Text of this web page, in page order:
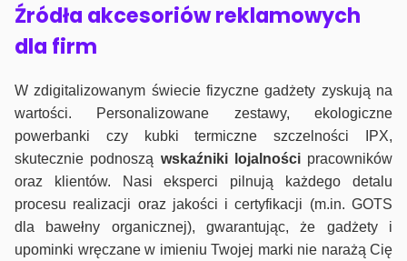
Źródła akcesoriów reklamowych
dla firm
W zdigitalizowanym świecie fizyczne gadżety zyskują na
wartości. Personalizowane zestawy, ekologiczne
powerbanki czy kubki termiczne szczelności IPX,
skutecznie podnoszą wskaźniki lojalnościpracowników
oraz klientów. Nasi eksperci pilnują każdego detalu
procesu realizacji oraz jakości i certyfikacji (m.in. GOTS
dla bawełny organicznej), gwarantując, że gadżety i
upominki wręczane w imieniu Twojej marki nie narażą Cię